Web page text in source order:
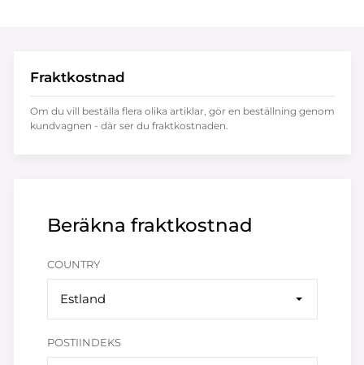
Beräkna fraktkostnad
COUNTRY
Estland
POSTIINDEKS
Fraktkostnad
Om du vill beställa flera olika artiklar, gör en beställning genom
kundvagnen - där ser du fraktkostnaden.